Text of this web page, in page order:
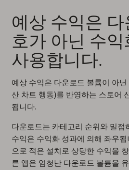
예상 수익은
호가 아닌 수
사용합니다.
예상 수익은 다운로드 볼륨이 아
산 차트 행동)를 반영하는 스토어
됩니다.
다운로드는 카테고리 순위와 밀접
수익은 수익화 성과에 의해 좌우
으로 적은 설치로 상당한 수익을
른 앱은 엄청난 다운로드 볼륨을